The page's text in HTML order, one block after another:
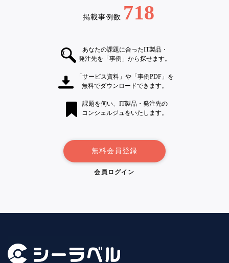
掲載事例数 718
あなたの課題に合ったIT製品・
発注先を「事例」から探せます。
「サービス資料」や「事例PDF」を
無料でダウンロードできます。
課題を伺い、IT製品・発注先の
コンシェルジュをいたします。
無料会員登録
会員ログイン